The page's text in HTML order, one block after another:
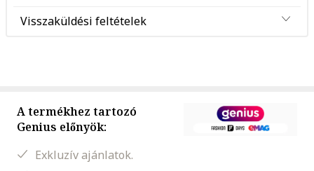
Visszaküldési feltételek
A termékhez tartozó
Genius előnyök:
Exkluzív ajánlatok.